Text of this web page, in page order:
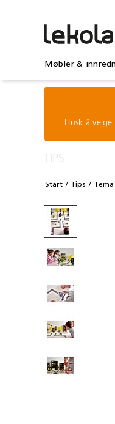
Møbler &
Husk å
TIPS
Start Tips Tema